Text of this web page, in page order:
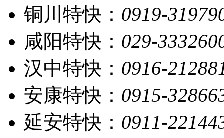
铜川特快： 0919-
咸阳特快： 029-
汉中特快： 0916-
安康特快： 0915-
延安特快： 0911-